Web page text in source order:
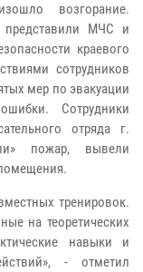
возгорание.
представили МЧС и
краевого
сотрудников
мер по эвакуации
Сотрудники
отряда г.
пожар, вывели
тренировок.
на теоретических
навыки и
- отметил